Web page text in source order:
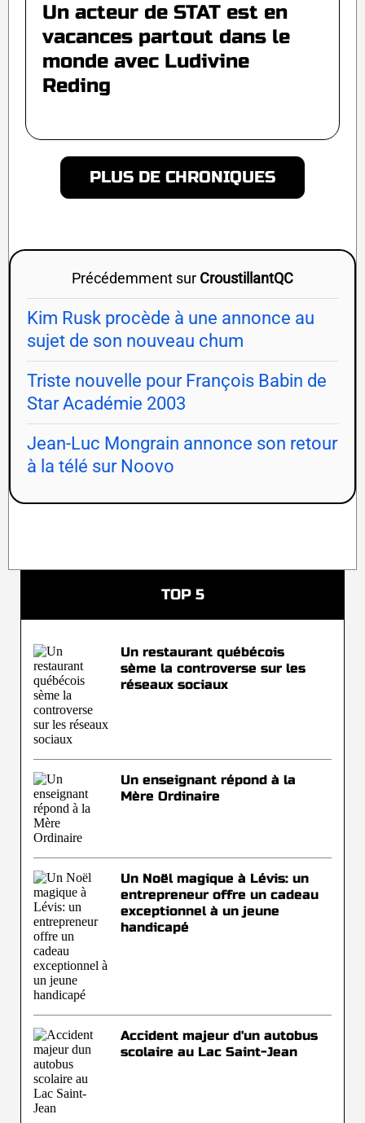
Un acteur de STAT est en
vacances partout dans le
monde avec Ludivine
Reding
PLUS DE CHRONIQUES
Précédemment sur CroustillantQC
Kim Rusk procède à une annonce au
sujet de son nouveau chum
Triste nouvelle pour François Babin de
Star Académie 2003
Jean-Luc Mongrain annonce son retour
à la télé sur Noovo
TOP 5
Un restaurant québécois
sème la controverse sur les
réseaux sociaux
Un enseignant répond à la
Mère Ordinaire
Un Noël magique à Lévis: un
entrepreneur offre un cadeau
exceptionnel à un jeune
handicapé
Accident majeur d'un autobus
scolaire au Lac Saint-Jean